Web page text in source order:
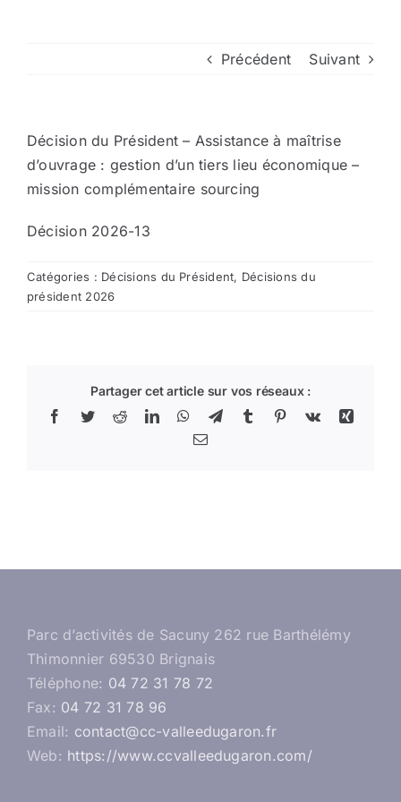
Nous contacter
Précédent Suivant
Décision du Président – Assistance à maîtrise
d’ouvrage : gestion d’un tiers lieu économique –
mission complémentaire sourcing
Décision 2026-13
Catégories : Décisions du Président, Décisions du
président 2026
Partager cet article sur vos réseaux :
Facebook
TwitterRedditLinkedInWhatsApp
TelegramTumblr Pinterest
Vk
Xing
Email
Parc d’activités de Sacuny 262 rue Barthélémy
Thimonnier 69530 Brignais
Téléphone: 04 72 31 78 72
Fax: 04 72 31 78 96
Email: contact@cc-valleedugaron.fr
Web: https://www.ccvalleedugaron.com/